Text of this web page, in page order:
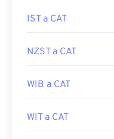
IST a CAT
NZST a CAT
WIB a CAT
WIT a CAT